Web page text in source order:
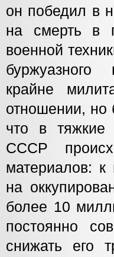
он победил в
на смерть в
военной
буржуазного
крайне
отношении, но
что в тяжкие
СССР
материалов:
на
более 10
постоянно
снижать его